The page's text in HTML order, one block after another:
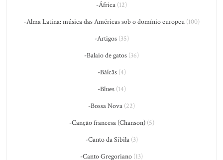
-África (12)
-Alma Latina: música das Américas sob o domínio europeu(100)
-Artigos(35)
-Balaio de gatos (36)
-Bálcãs(4)
-Blues(14)
-Bossa Nova (22)
-Canção francesa (Chanson)(5)
-Canto da Sibila(3)
-Canto Gregoriano (13)